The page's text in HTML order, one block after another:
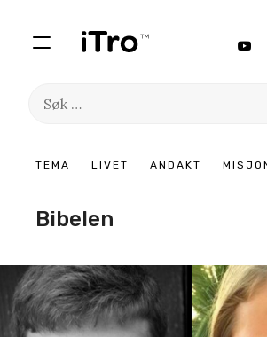
TEMA LIVET ANDAKT
Søk
Bibelen